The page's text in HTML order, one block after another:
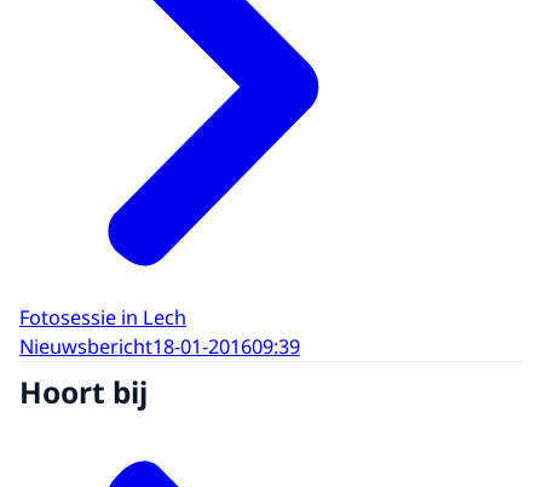
Fotosessie in Lech
Nieuwsbericht18-01-201609:39
Hoort bij